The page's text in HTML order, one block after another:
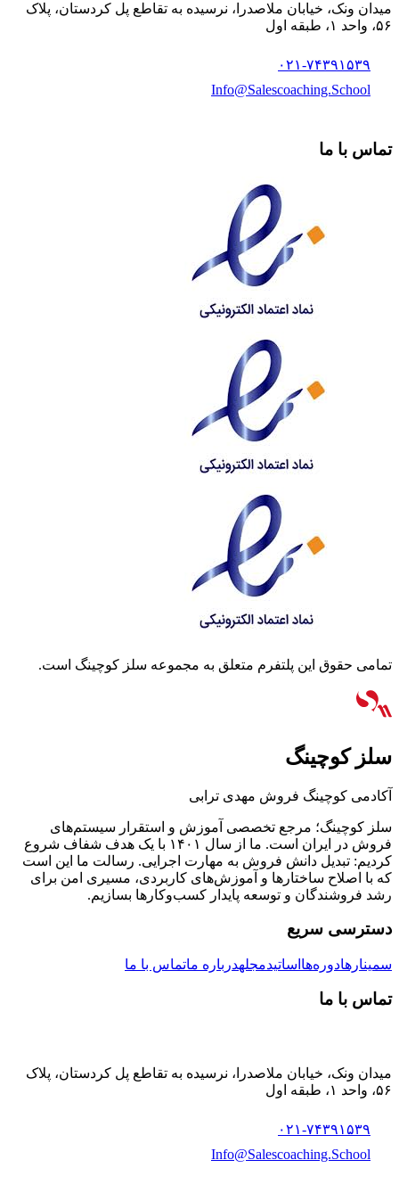
میدان ونک، خیابان ملاصدرا، نرسیده به تقاطع پل کردستان، پلاک
۵۶، واحد ۱، طبقه اول
۰۲۱-۷۴۳۹۱۵۳۹
Info@Salescoaching.School
تماس با ما
تمامی حقوق این پلتفرم متعلق به مجموعه سلز کوچینگ است.
سلز کوچینگ
آکادمی کوچینگ فروش مهدی ترابی
سلز کوچینگ؛ مرجع تخصصی آموزش و استقرار سیستم‌های
فروش در ایران است. ما از سال ۱۴۰۱ با یک هدف شفاف شروع
کردیم: تبدیل دانش فروش به مهارت اجرایی. رسالت ما این است
که با اصلاح ساختارها و آموزش‌های کاربردی، مسیری امن برای
رشد فروشندگان و توسعه پایدار کسب‌وکارها بسازیم.
دسترسی سریع
سمینارهادوره‌ها اساتیدمجلهدرباره ماتماس با ما
تماس با ما
میدان ونک، خیابان ملاصدرا، نرسیده به تقاطع پل کردستان، پلاک
۵۶، واحد ۱، طبقه اول
۰۲۱-۷۴۳۹۱۵۳۹
Info@Salescoaching.School